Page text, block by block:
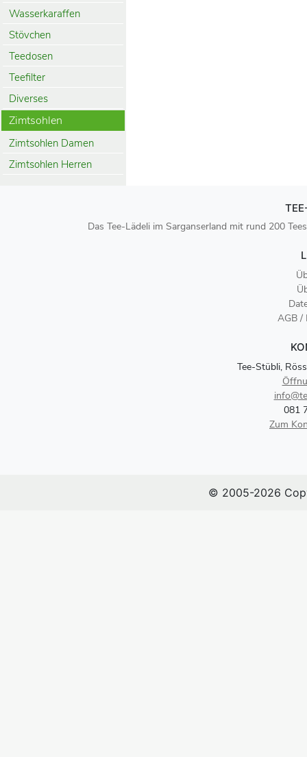
Wasserkaraffen
Stövchen
Teedosen
Teefilter
Diverses
Zimtsohlen
Zimtsohlen Damen
Zimtsohlen Herren
Das Tee-Lädeli im Sarganserland mit rund 200
AGB /
Tee-Stübli,
081
Zum
© 2005-2026